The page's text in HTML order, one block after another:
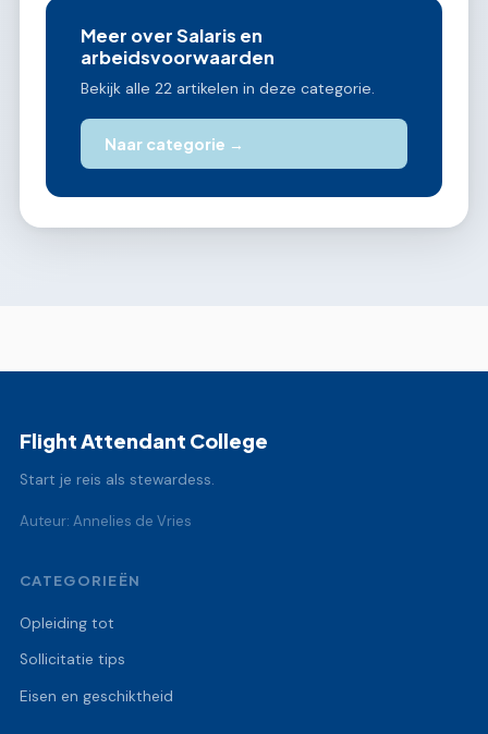
Meer over Salaris en
arbeidsvoorwaarden
Bekijk alle 22 artikelen in deze categorie.
Naar categorie →
Flight Attendant College
Start je reis als stewardess.
Auteur: Annelies de Vries
CATEGORIEËN
Opleiding tot
Sollicitatie tips
Eisen en geschiktheid